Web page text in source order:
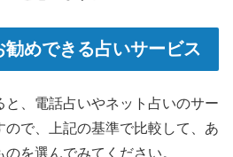
めできる占いサービス
と、電話占いやネット占いのサー
ので、上記の基準で比較して、あ
を選んでみてください。